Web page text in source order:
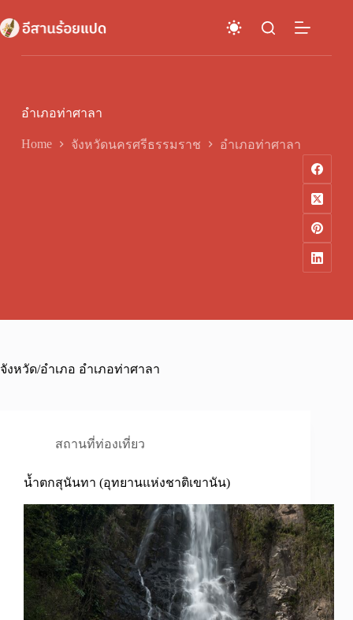
to
content
อำเภอท่าศาลา
Home จังหวัดนครศรีธรรมราช อำเภอท่าศาลา
จังหวัด/อำเภอ อำเภอท่าศาลา
สถานที่ท่องเที่ยว
น้ำตกสุนันทา (อุทยานแห่งชาติเขานัน)